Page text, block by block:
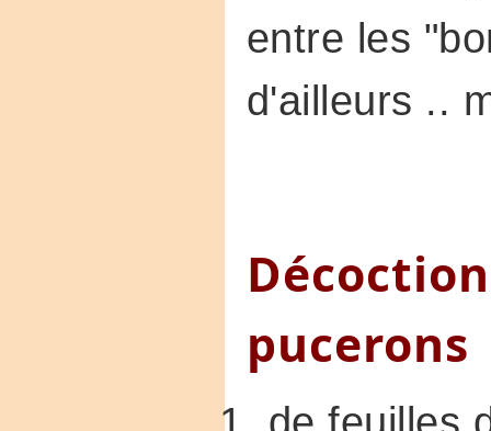
entre les
d'ailleurs ..
pucerons